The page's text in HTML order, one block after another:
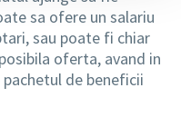
sa ofere un salariu
sau poate fi chiar
oferta, avand in
de beneficii